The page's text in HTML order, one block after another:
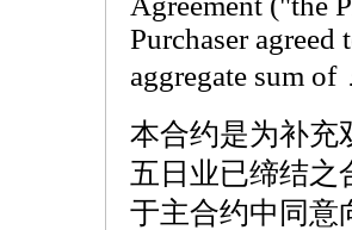
Purchaser agreed
aggregate sum
本合约是为补充
五日业已缔结之
于主合约中同意